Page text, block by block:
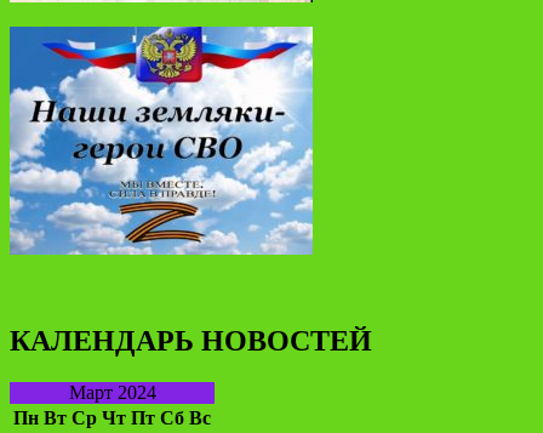
КАЛЕНДАРЬ НОВОСТЕЙ
Март 2024
Пн Вт Ср Чт Пт Сб Вс